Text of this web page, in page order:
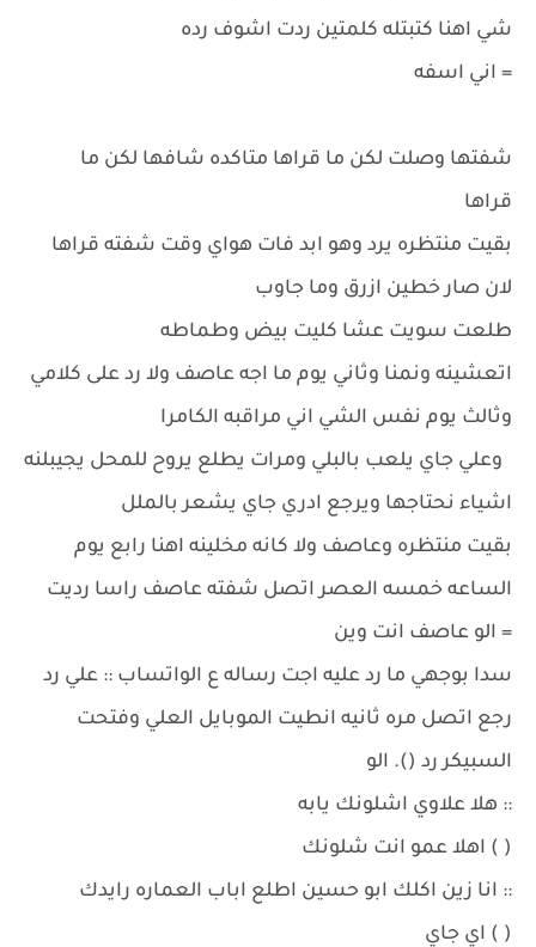
شي اهنا كتبتله كلمتين ردت اشوف رده
= اني اسفه
شفتها وصلت لكن ما قراها متاكده شافها لكن ما
قراها
بقيت منتظره يرد وهو ابد فات هواي وقت شفته قراها
لان صار خطين ازرق وما جاوب
طلعت سويت عشا كليت بيض وطماطه
اتعشينه ونمنا وثاني يوم ما اجه عاصف ولا رد على كلامي
وثالث يوم نفس الشي اني مراقبه الكامرا
وعلي جاي يلعب بالبلي ومرات يطلع يروح للمحل يجيبلنه
اشياء نحتاجها ويرجع ادري جاي يشعر بالملل
بقيت منتظره وعاصف ولا كانه مخلينه اهنا رابع يوم
الساعه خمسه العصر اتصل شفته عاصف راسا رديت
= الو عاصف انت وين
سدا بوجهي ما رد عليه اجت رساله ع الواتساب :: علي رد
رجع اتصل مره ثانيه انطيت الموبايل العلي وفتحت
السبيكر رد (). الو
:: هلا علاوي اشلونك يابه
( ) اهلا عمو انت شلونك
:: انا زين اكلك ابو حسين اطلع اباب العماره رايدك
( ) اي جاي